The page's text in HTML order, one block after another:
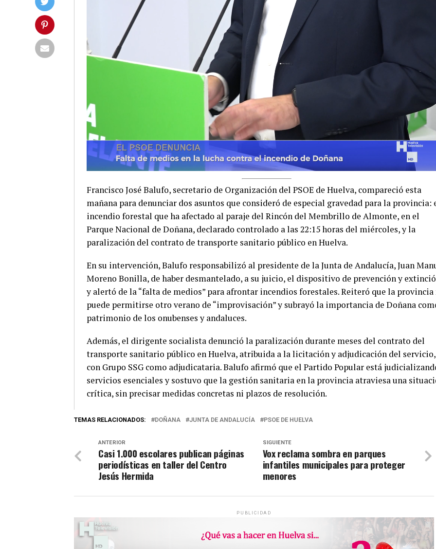
Francisco José Balufo, secretario de Organización del PSOE de Huelva, compareció esta
mañana para denunciar dos asuntos que consideró de especial gravedad para la provincia:
incendio forestal que ha afectado al paraje del Rincón del Membrillo de Almonte, en el
Parque Nacional de Doñana, declarado controlado a las 22:15 horas del miércoles, y la
paralización del contrato de transporte sanitario público en Huelva.
En su intervención, Balufo responsabilizó al presidente de la Junta de Andalucía, Juan
Moreno Bonilla, de haber desmantelado, a su juicio, el dispositivo de prevención y
y alertó de la “falta de medios” para afrontar incendios forestales. Reiteró que la provincia
puede permitirse otro verano de “improvisación” y subrayó la importancia de Doñana
patrimonio de los onubenses y andaluces.
Además, el dirigente socialista denunció la paralización durante meses del contrato del
transporte sanitario público en Huelva, atribuida a la licitación y adjudicación del servicio,
con Grupo SSG como adjudicataria. Balufo afirmó que el Partido Popular está
servicios esenciales y sostuvo que la gestión sanitaria en la provincia atraviesa una
crítica, sin precisar medidas concretas ni plazos de resolución.
TEMAS RELACIONADOS: DOÑANA JUNTA DE ANDALUCÍA PSOE DE HUELVA
SIGUIENTE
Vox reclama sombra en parques
infantiles municipales para proteger
menores
ANTERIOR
Casi 1.000 escolares publican páginas
periodísticas en taller del Centro
Jesús Hermida
PUBLICIDAD